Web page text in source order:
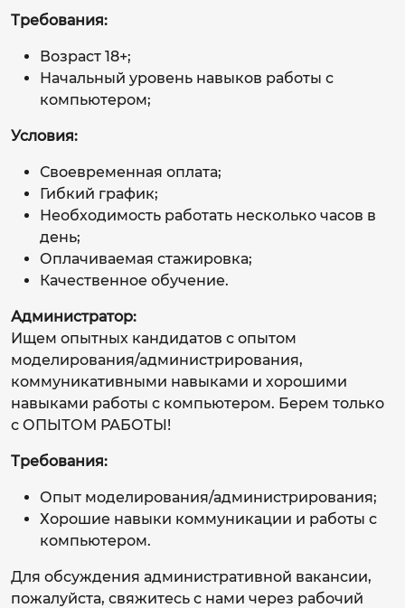
Требования:
Возраст 18+;
Начальный уровень навыков работы с
компьютером;
Условия:
Своевременная оплата;
Гибкий график;
Необходимость работать несколько часов в
день;
Оплачиваемая стажировка;
Качественное обучение.
Администратор:
Ищем опытных кандидатов с опытом
моделирования/администрирования,
коммуникативными навыками и хорошими
навыками работы с компьютером. Берем только
с ОПЫТОМ РАБОТЫ!
Требования:
Опыт моделирования/администрирования;
Хорошие навыки коммуникации и работы с
компьютером.
Для обсуждения административной вакансии,
пожалуйста, свяжитесь с нами через рабочий